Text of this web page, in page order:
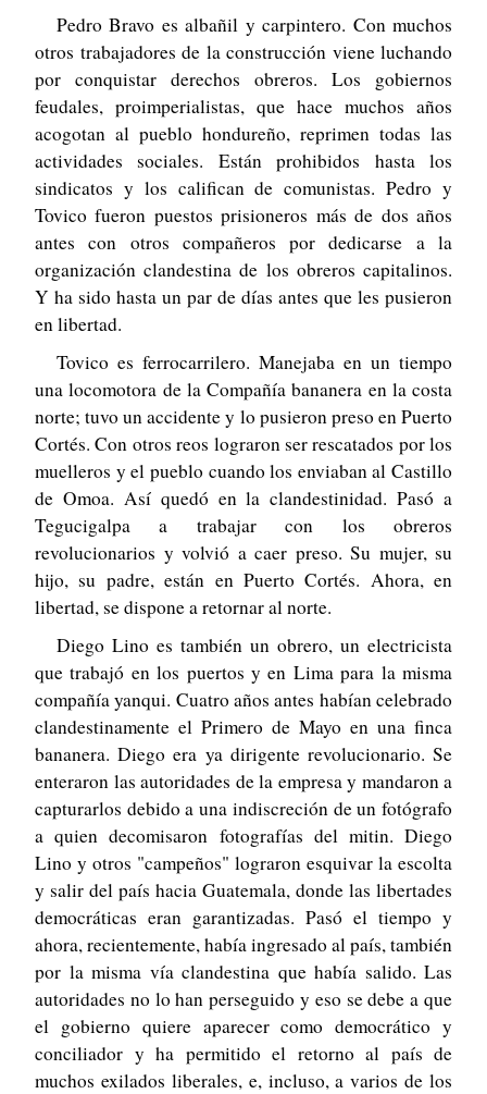
Pedro Bravo es albañil y carpintero. Con muchos
otros trabajadores de la construcción viene luchando
por conquistar derechos obreros. Los gobiernos
feudales, proimperialistas, que hace muchos años
acogotan al pueblo hondureño, reprimen todas las
actividades sociales. Están prohibidos hasta los
sindicatos y los califican de comunistas. Pedro y
Tovico fueron puestos prisioneros más de dos años
antes con otros compañeros por dedicarse a la
organización clandestina de los obreros capitalinos.
Y ha sido hasta un par de días antes que les pusieron
en libertad.
Tovico es ferrocarrilero. Manejaba en un tiempo
una locomotora de la Compañía bananera en la costa
norte; tuvo un accidente y lo pusieron preso en Puerto
Cortés. Con otros reos lograron ser rescatados por los
muelleros y el pueblo cuando los enviaban al Castillo
de Omoa. Así quedó en la clandestinidad. Pasó a
Tegucigalpa a trabajar con los obreros
revolucionarios y volvió a caer preso. Su mujer, su
hijo, su padre, están en Puerto Cortés. Ahora, en
libertad, se dispone a retornar al norte.
Diego Lino es también un obrero, un electricista
que trabajó en los puertos y en Lima para la misma
compañía yanqui. Cuatro años antes habían celebrado
clandestinamente el Primero de Mayo en una finca
bananera. Diego era ya dirigente revolucionario. Se
enteraron las autoridades de la empresa y mandaron a
capturarlos debido a una indiscreción de un fotógrafo
a quien decomisaron fotografías del mitin. Diego
Lino y otros "campeños" lograron esquivar la escolta
y salir del país hacia Guatemala, donde las libertades
democráticas eran garantizadas. Pasó el tiempo y
ahora, recientemente, había ingresado al país, también
por la misma vía clandestina que había salido. Las
autoridades no lo han perseguido y eso se debe a que
el gobierno quiere aparecer como democrático y
conciliador y ha permitido el retorno al país de
muchos exilados liberales, e, incluso, a varios de los